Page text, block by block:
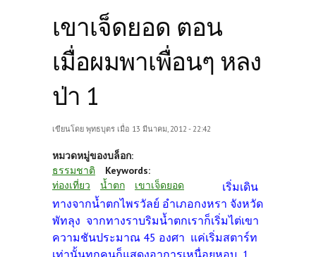
เขาเจ็ดยอด ตอน
เมื่อผมพาเพื่อนๆ หลง
ป่า 1
เขียนโดย พุทธบุตร เมื่อ 13 มีนาคม, 2012 - 22:42
หมวดหมู่ของบล็อก:
ธรรมชาติ
Keywords:
ท่องเที่ยว
น้ำตก เขาเจ็ดยอด
เริ่มเดิน
ทางจากน้ำตกไพรวัลย์ อำเภอกงหรา จังหวัด
พัทลุง จากทางราบริมน้ำตกเราก็เริ่มไต่เขา
ความชันประมาณ 45 องศา แค่เริ่มสตาร์ท
เท่านั้นทุกคนก็แสดงอาการเหนื่อยหอบ 1